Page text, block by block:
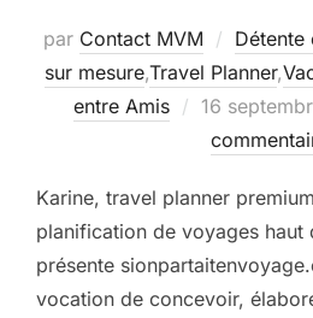
par Contact MVM Détente
sur mesure,Travel Planner,
entre Amis
Publié
le
16
Karine, travel planner
planification de voyages haut
présente
vocation de concevoir,